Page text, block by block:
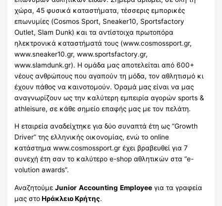
χώρα, 45 φυσικά καταστήματα, τέσσερις εμπορικές
επωνυμίες (Cosmos Sport, Sneaker10, Sportsfactory
Οutlet, Slam Dunk) και τα αντίστοιχα πρωτοπόρα
ηλεκτρονικά καταστήματά τους (www.cosmossport.gr,
www.sneaker10.gr, www.sportsfactory.gr,
www.slamdunk.gr). Η ομάδα μας αποτελείται από 600+
νέους ανθρώπους που αγαπούν τη μόδα, τον αθλητισμό κι
έχουν πάθος να καινοτομούν. Όραμά μας είναι να μας
αναγνωρίζουν ως την καλύτερη εμπειρία αγορών sports &
athleisure, σε κάθε σημείο επαφής μας με τον πελάτη.
Η εταιρεία αναδείχτηκε για δύο συναπτά έτη ως “Growth
Driver” της ελληνικής οικονομίας, ενώ το online
κατάστημα www.cosmossport.gr έχει βραβευθεί για 7
συνεχή έτη σαν το καλύτερο e-shop αθλητικών στα “e-
volution awards”.
ΑναζητούμεJunior Accounting Employee για τα γραφεία
μας στοΗράκλειο Κρήτης.